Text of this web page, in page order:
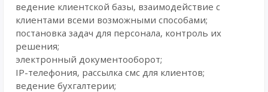
ведение клиентской базы, взаимодействие с
клиентами всеми возможными способами;
постановка задач для персонала, контроль их
решения;
электронный документооборот;
IP-телефония, рассылка смс для клиентов;
ведение бухгалтерии;